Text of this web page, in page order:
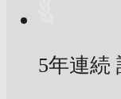
5年連続